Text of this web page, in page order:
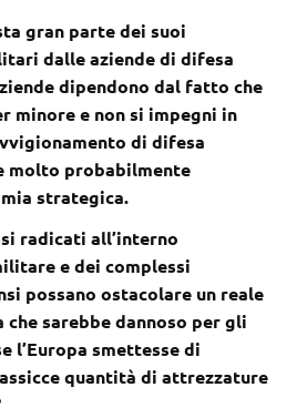
gran parte dei suoi
dalle aziende di difesa
dipendono dal fatto che
minore e non si impegni in
di difesa
molto probabilmente
strategica.
radicati all’interno
e dei complessi
possano ostacolare un reale
che sarebbe dannoso per gli
l’Europa smettesse di
quantità di attrezzature